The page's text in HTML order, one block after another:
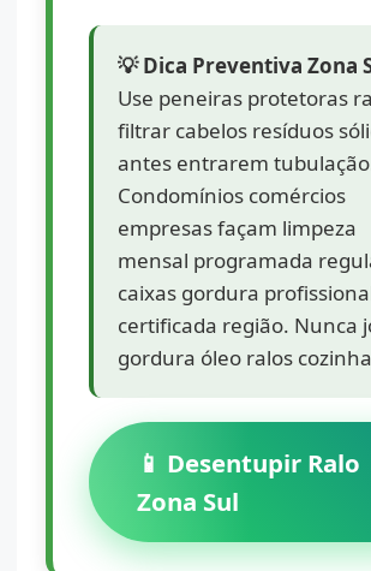
💡 Dica Preventiva Zona
Use peneiras protetoras
filtrar cabelos resíduos
antes entrarem
Condomínios comércios
empresas façam limpeza
mensal programada
caixas gordura
certificada região. Nunca
gordura óleo ralos
📱 Desentupir Ralo
Zona Sul